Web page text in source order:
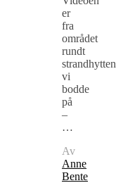
er
fra
området
rundt
strandhytten
vi
bodde
på
–
…
Av
Anne
Bente